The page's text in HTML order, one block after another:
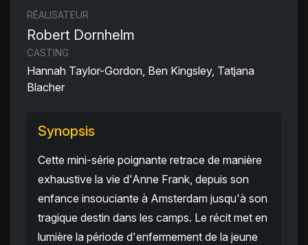
RÉALISATEUR
Robert Dornhelm
CASTING
Hannah Taylor-Gordon, Ben Kingsley, Tatjana
Blacher
Synopsis
Cette mini-série poignante retrace de manière
exhaustive la vie d'Anne Frank, depuis son
enfance insouciante à Amsterdam jusqu'à son
tragique destin dans les camps. Le récit met en
lumière la période d'enfermement de la jeune